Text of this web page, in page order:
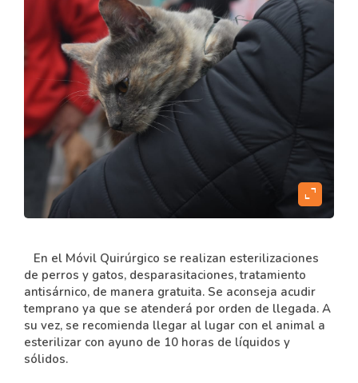
expand_content
En el Móvil Quirúrgico se realizan esterilizaciones
de perros y gatos, desparasitaciones, tratamiento
antisárnico, de manera gratuita. Se aconseja acudir
temprano ya que se atenderá por orden de llegada. A
su vez, se recomienda llegar al lugar con el animal a
esterilizar con ayuno de 10 horas de líquidos y
sólidos.